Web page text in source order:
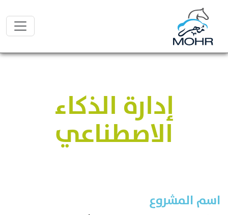
إدارة الذكاء
الاصطناعي
اسم المشروع